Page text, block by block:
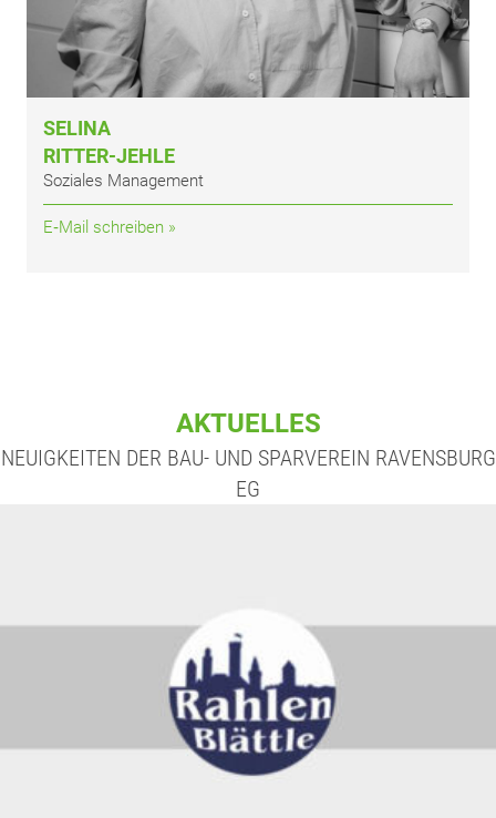
SELI­NA
RIT­TER-JEH­LE
Sozia­les Management
E‑Mail schrei­ben »
AKTUELLES
NEUIGKEITEN DER BAU- UND SPARVEREIN RAVENSBURG
EG